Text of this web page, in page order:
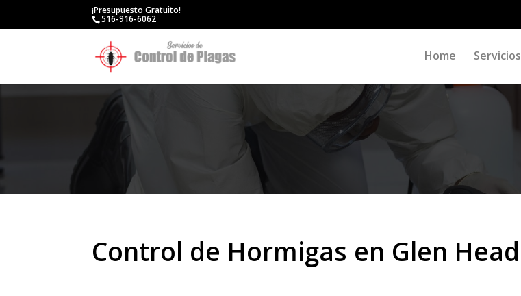
¡Presupuesto Gratuito!
516-916-6062
Home Servicios
Control de Hormigas en Glen Head